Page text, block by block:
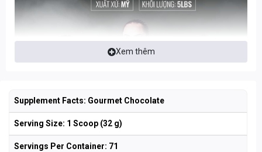
Xem thêm
Supplement Facts: Gourmet Chocolate
Serving Size: 1 Scoop (32 g)
Servings Per Container: 71